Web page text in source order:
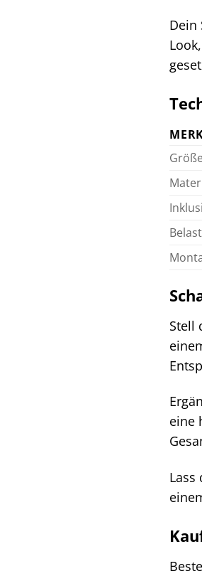
Dein
Stell
eine
Lass